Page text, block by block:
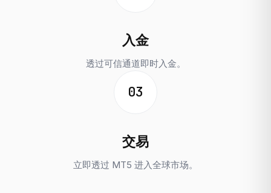
入金
透过可信通道即时入金。
03
交易
立即透过 MT5 进入全球市场。